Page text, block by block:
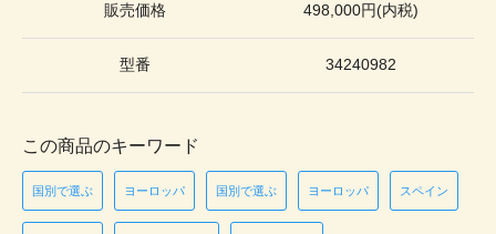
販売価格 498,000円(内税)
型番 34240982
この商品のキーワード
国別で選ぶ ヨーロッパ 国別で選ぶ ヨーロッパ スペイン